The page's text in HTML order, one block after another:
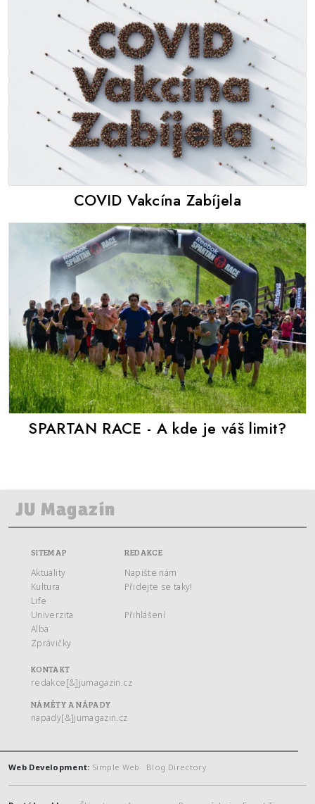
COVID Vakcína Zabíjela
SPARTAN RACE - A kde je váš limit?
SITEMAP
Aktuality
Kultura
Life
Univerzita
Alba
Zprávičky
REDAKCE
Napište nám
Přidejte se taky!
Přihlášení
KONTAKT
redakce[&]jumagazin.cz
NÁMĚTY A NÁPADY
napady[&]jumagazin.cz
Web Development: Simple Web Blog Directory